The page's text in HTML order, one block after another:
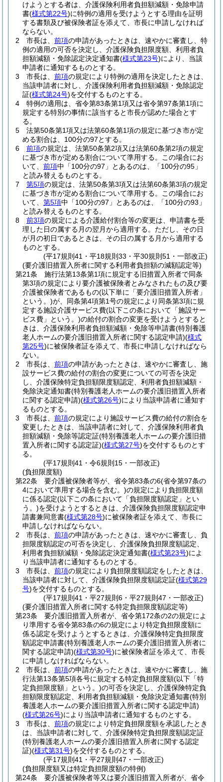
けようとする者は、介護保険利用者負担額減額・免除申請
書(様式第22号)に特例の適用を受けようとする理由を証明
する書類及び被保険者証を添えて、市長に申請しなければ
ならない。
2
市長は、 前項の申請があったときは、速やかに審査し、特
例の適用の可否を決定し、介護保険負担限度額、利用者負
担額減額・免除認定決定通知書(様式第23号)により、当該
申請者に通知するものとする。
3
市長は、 前項の規定により特例の適用を決定したときは、
当該申請者に対し、介護保険利用者負担額減額・免除認定
証(様式第24号)を交付するものとする。
4
特例の適用は、省令第83条第1項又は省令第97条第1項に
規定する特別の事情に該当すると市長が認めた場合とす
る。
5
法第50条第1項又は法第60条第1項の規定に基づき市が定
める割合は、100分の97とする。
6
前項の規定は、法第50条第2項又は法第60条第2項の規定
に基づき市が定める割合について準用する。
この場合にお
いて、 前項中「100分の97」とあるのは、「100分の95」
と読み替えるものとする。
7
第5項の規定は、法第50条第3項又は法第60条第3項の規定
に基づき市が定める割合について準用する。
この場合にお
いて、 第5項中「100分の97」とあるのは、「100分の93」
と読み替えるものとする。
8
前3項の規定による介護給付割合等の変更は、申請書を受
理した日の属する月の翌月から適用する。 ただし、その日
が月の初日であるときは、その日の属する月から適用する
ものとする。
(平17規則41・平18規則33・平30規則51・一部改正)
(要介護旧措置入所者に関する利用者負担額の減額認定等)
第21条
施行法第13条第1項に規定する旧措置入所者で同条
第3項の規定により要介護被保険者とみなされたもの及び要
介護被保険者であるもの(以下単に「要介護旧措置入所者」
という。)が、同条第4項第1号の規定により同条第3項に規
定する施設介護サービス費(以下この条において「施設サー
ビス費」という。)の給付の割合の変更を受けようとすると
きは、介護保険利用者負担額減額・免除等申請書(特別養護
老人ホームの要介護旧措置入所者に関する認定申請)(様式
第25号)に被保険者証を添えて、市長に申請しなければなら
ない。
2
市長は、 前項の申請があったときは、速やかに審査し、施
設サービス費の給付の割合の変更についての可否を決定
し、介護保険特定負担額限度額認定、利用者負担額減額・
免除決定通知書(特別養護老人ホームの要介護旧措置入所者
に関する認定申請)(様式第26号)により当該申請者に通知す
るものとする。
3
市長は、 前項の規定により施設サービス費の給付の割合を
変更したときは、当該申請者に対して、介護保険利用者負
担額減額・免除等認定証(特別養護老人ホームの要介護旧措
置入所者に関する認定証)(様式第27号)を交付するものとす
る。
(平17規則41・令6規則15・一部改正)
(負担限度額)
第22条
要介護被保険者等が、省令第83条の6(省令第97条の
4において準用する場合を含む。)の規定により負担限度額
に係る認定(以下この条において「負担限度額認定」とい
う。)を受けようとするときは、介護保険負担限度額認定申
請書兼同意書(様式第28号)に被保険者証を添えて、市長に
申請しなければならない。
2
市長は、 前項の申請があったときは、速やかに審査し、負
担限度額認定の可否を決定し、介護保険負担限度額認定、
利用者負担額減額・免除認定決定通知書(様式第23号)によ
り当該申請者に通知するものとする。
3
市長は、 前項の規定により負担限度額認定をしたときは、
当該申請者に対して、介護保険負担限度額認定証(様式第29
号)を交付するものとする。
(平17規則41・平27規則6・平27規則47・一部改正)
(要介護旧措置入所者に関する特定負担限度額認定等)
第23条
要介護旧措置入所者が、省令第172条の2の規定によ
り準用する省令第83条の6の規定により特定負担限度額に
係る認定を受けようとするときは、介護保険特定負担限度
額認定申請書(特別養護老人ホームの要介護旧措置入所者に
関する認定申請)(様式第30号)に被保険者証を添えて、市長
に申請しなければならない。
2
市長は、 前項の申請があったときは、速やかに審査し、施
行法第13条第5項各号に規定する特定負担限度額(以下「特
定負担限度額」という。)の可否を決定し、介護保険特定負
担額限度額認定、利用者負担額減額・免除決定通知書(特別
養護老人ホームの要介護旧措置入所者に関する認定申請)
(様式第26号)により当該申請者に通知するものとする。
3
市長は、 前項の規定により特定負担限度額を承認したとき
は、当該申請者に対して、介護保険特定負担限度額認定証
(特別養護老人ホームの要介護旧措置入所者に関する認定
証)(様式第31号)を交付するものとする。
(平17規則41・平27規則47・一部改正)
(負担限度額又は特定負担限度額の特例)
第24条
要介護被保険者等又は要介護旧措置入所者が、省令